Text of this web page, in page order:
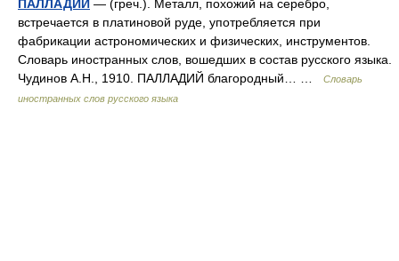
ПАЛЛАДИЙ — (греч.). Металл, похожий на серебро,
встречается в платиновой руде, употребляется при
фабрикации астрономических и физических, инструментов.
Словарь иностранных слов, вошедших в состав русского языка.
Чудинов А.Н., 1910. ПАЛЛАДИЙ благородный… …
Словарь
иностранных слов русского языка